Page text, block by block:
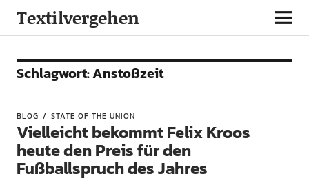
Textilvergehen
Schlagwort:Anstoßzeit
BLOG STATE OF THE UNION
Vielleicht bekommt Felix Kroos
heute den Preis für den
Fußballspruch des Jahres